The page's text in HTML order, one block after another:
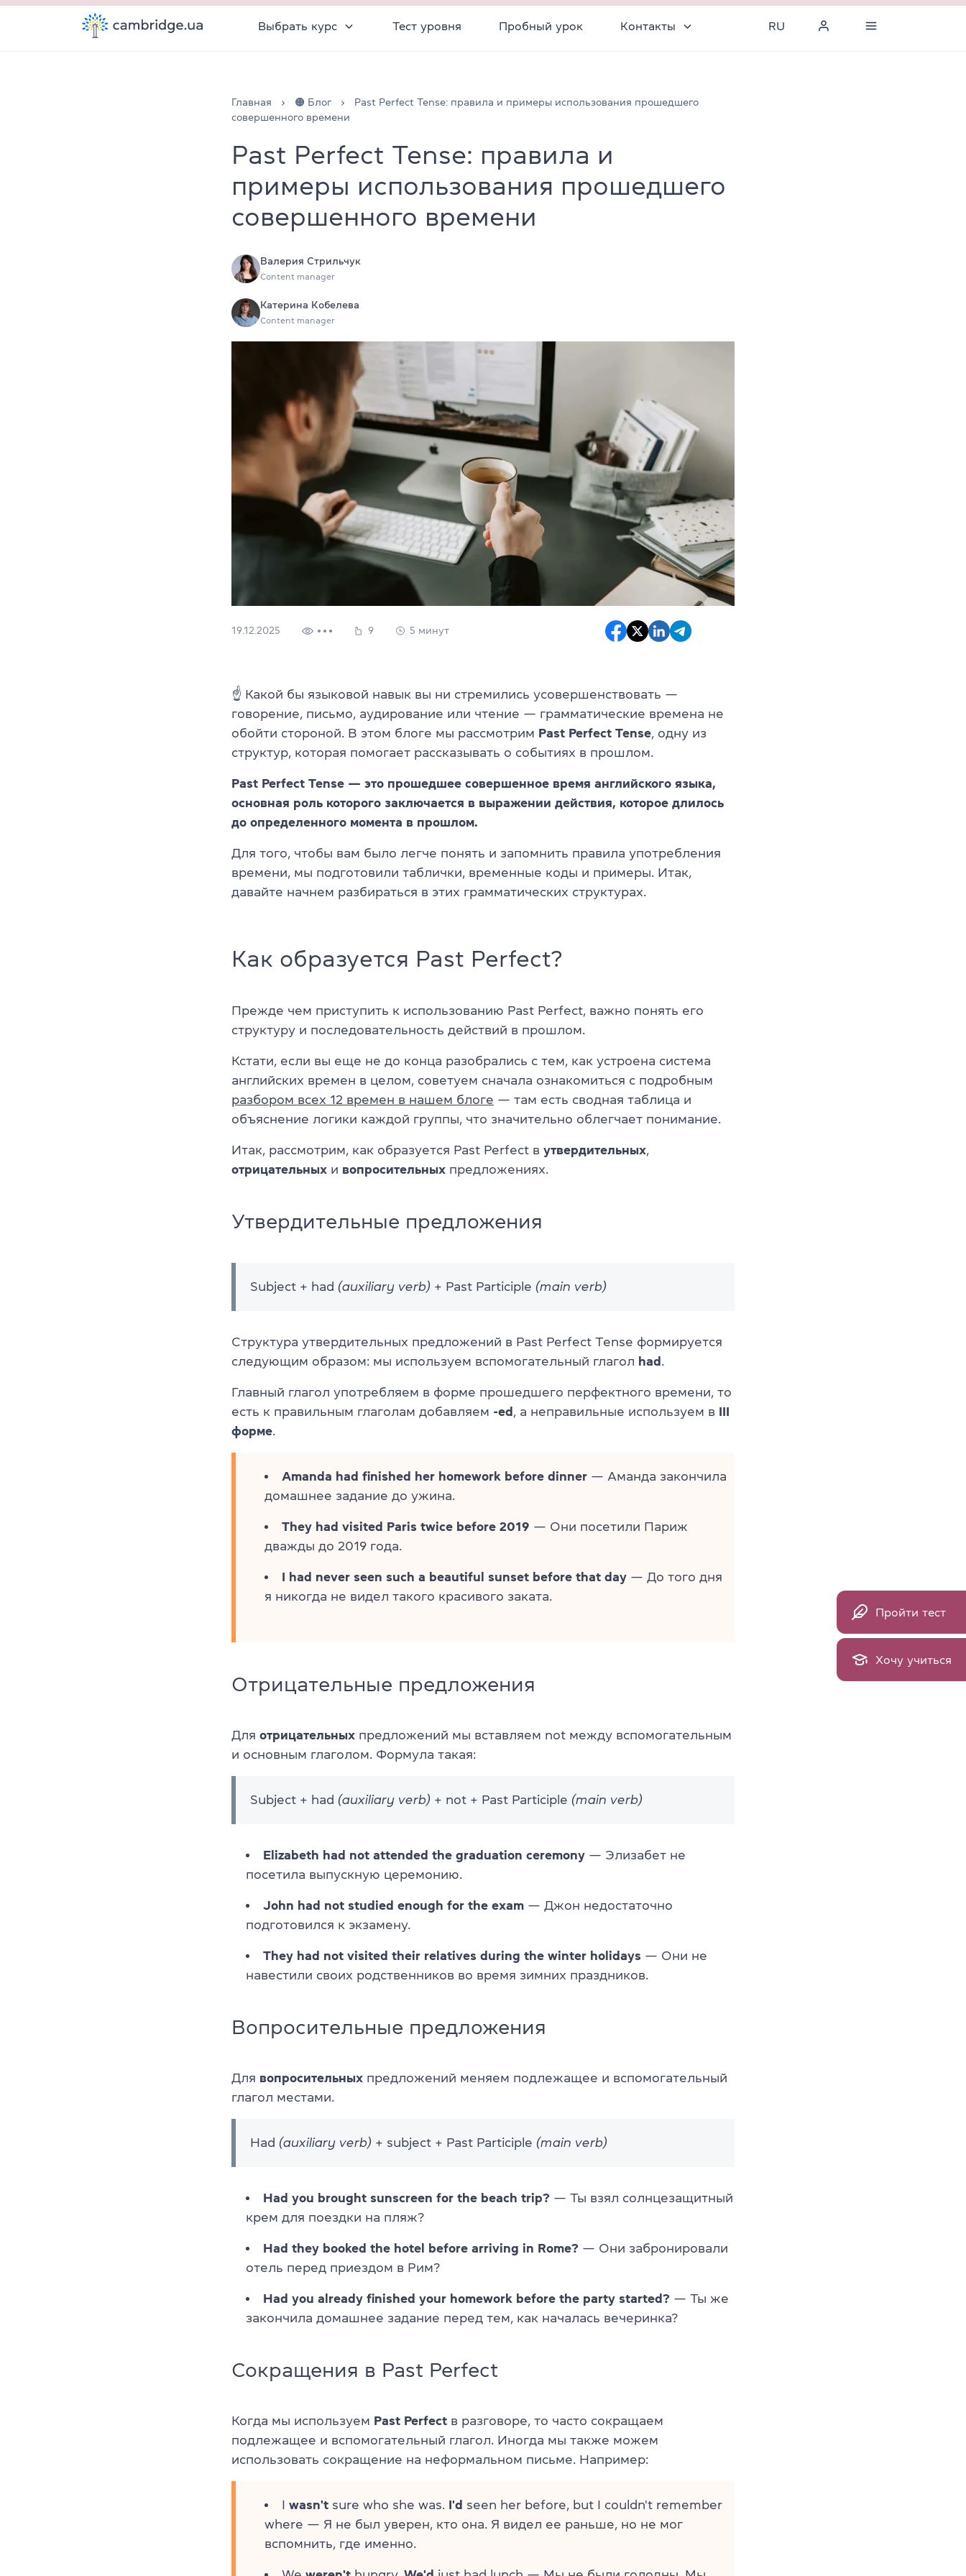
Выбрать курс Тест уровня Пробный урок Контакты RU
Главная 🟠 Блог
Past Perfect Tense: правила и примеры использования прошедшего
совершенного времени
Past Perfect Tense: правила и
примеры использования прошедшего
совершенного времени
Валерия Стрильчук
Content manager
Катерина Кобелева
Content manager
19.12.2025 9 5 минут
☝ Какой бы языковой навык вы ни стремились усовершенствовать —
говорение, письмо, аудирование или чтение — грамматические времена не
обойти стороной. В этом блоге мы рассмотрим Past Perfect Tense, одну из
структур, которая помогает рассказывать о событиях в прошлом.
Past Perfect Tense — это прошедшее совершенное время английского языка,
основная роль которого заключается в выражении действия, которое длилось
до определенного момента в прошлом.
Для того, чтобы вам было легче понять и запомнить правила употребления
времени, мы подготовили таблички, временные коды и примеры. Итак,
давайте начнем разбираться в этих грамматических структурах.
Как образуется Past Perfect?
Прежде чем приступить к использованию Past Perfect, важно понять его
структуру и последовательность действий в прошлом.
Кстати, если вы еще не до конца разобрались с тем, как устроена система
английских времен в целом, советуем сначала ознакомиться с подробным
разбором всех 12 времен в нашем блоге — там есть сводная таблица и
объяснение логики каждой группы, что значительно облегчает понимание.
Итак, рассмотрим, как образуется Past Perfect в утвердительных,
отрицательных и вопросительных предложениях.
Утвердительные предложения
Subject + had (auxiliary verb) + Past Participle (main verb)
Структура утвердительных предложений в Past Perfect Tense формируется
следующим образом: мы используем вспомогательный глагол had .
Главный глагол употребляем в форме прошедшего перфектного времени, то
есть к правильным глаголам добавляем -ed , а неправильные используем в III
форме.
Amanda had finished her homework before dinner — Аманда закончила
домашнее задание до ужина.
They had visited Paris twice before 2019 — Они посетили Париж
дважды до 2019 года.
I had never seen such a beautiful sunset before that day — До того дня
я никогда не видел такого красивого заката.
Отрицательные предложения
Для отрицательных предложений мы вставляем not между вспомогательным
и основным глаголом. Формула такая:
Subject + had (auxiliary verb) + not + Past Participle (main verb)
Elizabeth had not attended the graduation ceremony — Элизабет не
посетила выпускную церемонию.
John had not studied enough for the exam — Джон недостаточно
подготовился к экзамену.
They had not visited their relatives during the winter holidays — Они не
навестили своих родственников во время зимних праздников.
Вопросительные предложения
Для вопросительных предложений меняем подлежащее и вспомогательный
глагол местами.
Had (auxiliary verb) + subject + Past Participle (main verb)
Had you brought sunscreen for the beach trip? — Ты взял солнцезащитный
крем для поездки на пляж?
Had they booked the hotel before arriving in Rome? — Они забронировали
отель перед приездом в Рим?
Had you already finished your homework before the party started? — Ты же
закончила домашнее задание перед тем, как началась вечеринка?
Сокращения в Past Perfect
Когда мы используем Past Perfect в разговоре, то часто сокращаем
подлежащее и вспомогательный глагол. Иногда мы также можем
использовать сокращение на неформальном письме. Например:
I wasn't sure who she was. I'd seen her before, but I couldn't remember
where — Я не был уверен, кто она. Я видел ее раньше, но не мог
вспомнить, где именно.
Пройти тест
Хочу учиться